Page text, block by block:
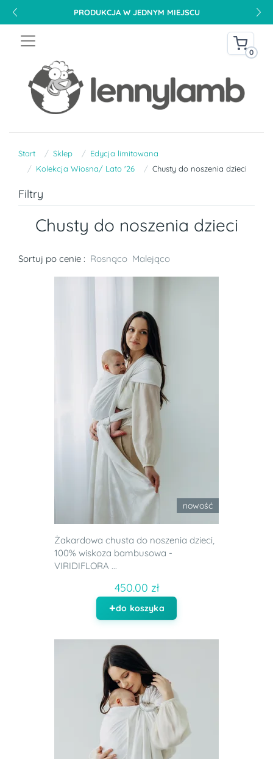
PRODUKCJA W JEDNYM MIEJSCU
0
Start Sklep
Edycja limitowana
Kolekcja Wiosna/ Lato '26
Chusty do noszenia dzieci
Filtry
Chusty do noszenia dzieci
Sortuj po cenie : Rosnąco Malejąco
nowość
Żakardowa chusta do noszenia dzieci,
100% wiskoza bambusowa -
VIRIDIFLORA ...
450.00 zł
do koszyka